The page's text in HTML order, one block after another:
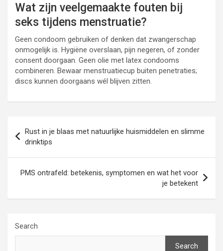
Wat zijn veelgemaakte fouten bij
seks tijdens menstruatie?
Geen condoom gebruiken of denken dat zwangerschap
onmogelijk is. Hygiëne overslaan, pijn negeren, of zonder
consent doorgaan. Geen olie met latex condooms
combineren. Bewaar menstruatiecup buiten penetraties;
discs kunnen doorgaans wél blijven zitten.
navigation
Rust in je blaas met natuurlijke huismiddelen en slimme
drinktips
PMS ontrafeld: betekenis, symptomen en wat het voor
je betekent
Search
Search